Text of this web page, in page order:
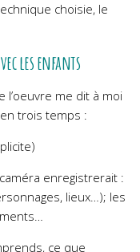
choisie, le
les enfants
l’oeuvre me dit à moi
trois temps :
enregistrerait :
lieux…); les
ce que